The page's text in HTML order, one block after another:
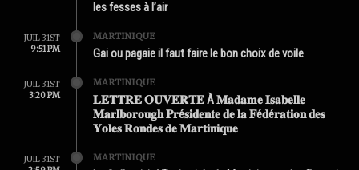
les fesses à l’air
JUIL 31ST
9:51 PM
MARTINIQUE
Gai ou pagaie il faut faire le bon choix de voile
JUIL 31ST
3:20 PM
MARTINIQUE
𝐋𝐄𝐓𝐓𝐑𝐄 𝐎𝐔𝐕𝐄𝐑𝐓𝐄 À 𝐌𝐚𝐝𝐚𝐦𝐞 𝐈𝐬𝐚𝐛𝐞𝐥𝐥𝐞
𝐌𝐚𝐫𝐥𝐛𝐨𝐫𝐨𝐮𝐠𝐡 𝐏𝐫é𝐬𝐢𝐝𝐞𝐧𝐭𝐞 𝐝𝐞 𝐥𝐚 𝐅é𝐝é𝐫𝐚𝐭𝐢𝐨𝐧 𝐝𝐞𝐬
𝐘𝐨𝐥𝐞𝐬 𝐑𝐨𝐧𝐝𝐞𝐬 𝐝𝐞 𝐌𝐚𝐫𝐭𝐢𝐧𝐢𝐪𝐮𝐞
JUIL 31ST
MARTINIQUE